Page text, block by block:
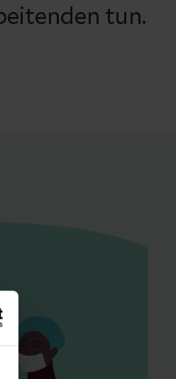
tun.